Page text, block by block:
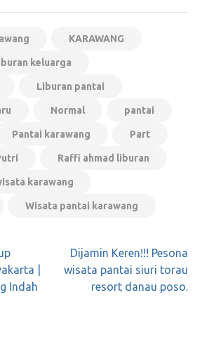
KARAWANG
keluarga
Liburan pantai
Normal pantai
Pantai karawang Part
Raffi ahmad liburan
karawang
Wisata pantai karawang
|
Indah
Dijamin Keren!!! Pesona
wisata pantai siuri torau
resort danau poso.